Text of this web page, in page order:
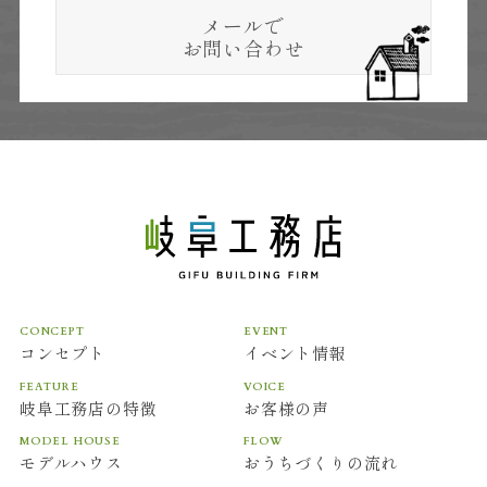
メールで
お問い合わせ
CONCEPT
コンセプト
FEATURE
岐阜工務店の特徴
MODEL HOUSE
モデルハウス
EVENT
イベント情報
VOICE
お客様の声
FLOW
おうちづくりの流れ